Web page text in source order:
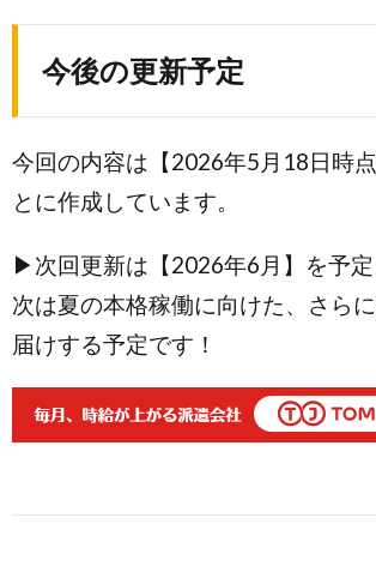
今後の更新予定
今回の内容は【2026年5月18日時
とに作成しています。
▶次回更新は【2026年6月】を予定
次は夏の本格稼働に向けた、さら
届けする予定です！